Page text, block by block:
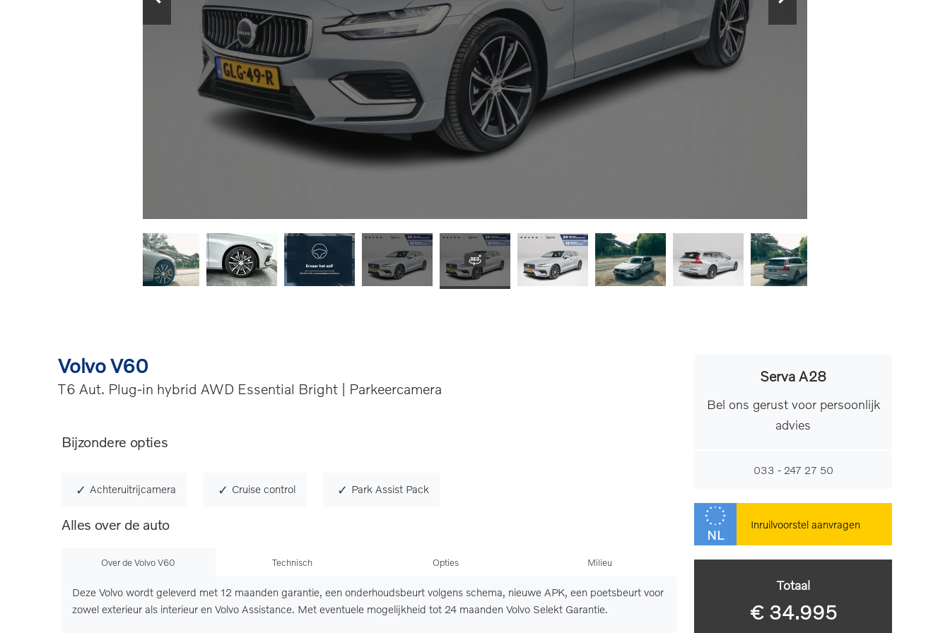
Volvo V60
T6 Aut. Plug-in hybrid AWD Essential Bright | Parkeercamera
Bijzondere opties
Achteruitrijcamera Cruise control Park Assist Pack
Alles over de auto
Over de Volvo V60 Technisch Opties Milieu
Deze Volvo wordt geleverd met 12 maanden garantie, een onderhoudsbeurt volgens schema, nieuwe APK, een poetsbeurt voor
zowel exterieur als interieur en Volvo Assistance. Met eventuele mogelijkheid tot 24 maanden Volvo Selekt Garantie.
Aantal versnellingen 8
Serva A28
Bel ons gerust voor persoonlijk
advies
033 - 247 27 50
NL
Inruilvoorstel aanvragen
Totaal
€ 34.995